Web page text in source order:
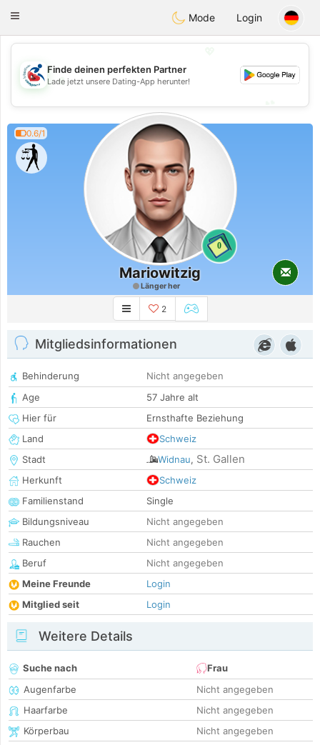
Handi Space
Toggle
Mode Login
💖
💕
Finde deinen perfekten Partner
Lade jetzt unsere Dating-App herunter!
0.6/1
0
Mariowitzig
Länger her
2
Mitgliedsinformationen
Behinderung
Nicht angegeben
Age
57 Jahre alt
Hier für
Ernsthafte Beziehung
Land
Schweiz
Stadt
Widnau, St. Gallen
Herkunft
Schweiz
Familienstand
Single
Bildungsniveau
Nicht angegeben
Rauchen
Nicht angegeben
Beruf
Nicht angegeben
Meine Freunde
Login
Mitglied seit
Login
Weitere Details
Suche nach
Frau
Augenfarbe
Nicht angegeben
Haarfarbe
Nicht angegeben
Körperbau
Nicht angegeben